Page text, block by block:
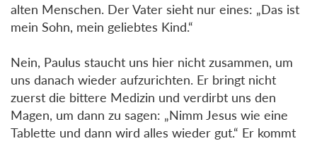
alten Menschen. Der Vater sieht nur eines: „Das ist
mein Sohn, mein geliebtes Kind.“
Nein, Paulus staucht uns hier nicht zusammen, um
uns danach wieder aufzurichten. Er bringt nicht
zuerst die bittere Medizin und verdirbt uns den
Magen, um dann zu sagen: „Nimm Jesus wie eine
Tablette und dann wird alles wieder gut.“ Er kommt